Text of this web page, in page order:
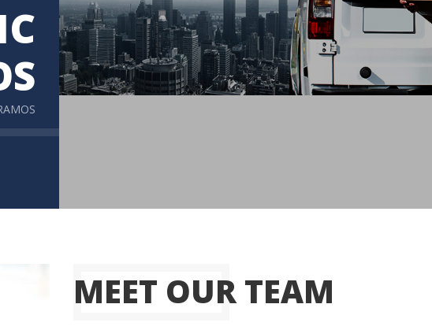
MEET OUR TEAM